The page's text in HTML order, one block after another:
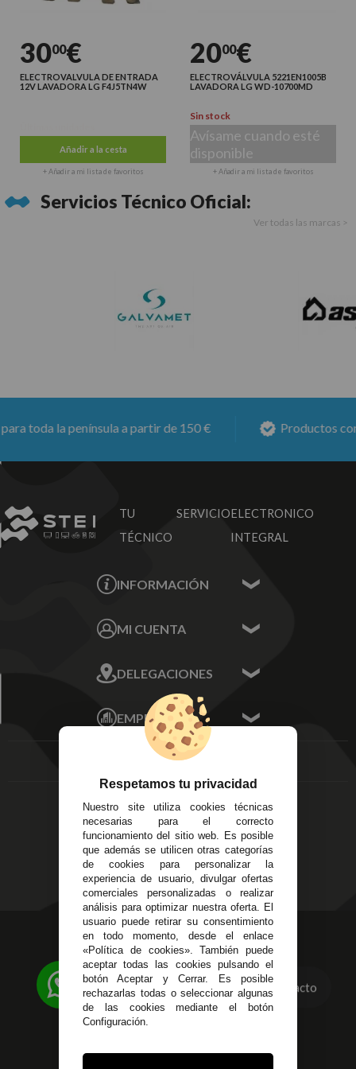
3000€
ELECTROVALVULA DE ENTRADA
12V LAVADORA LG F4J5TN4W
Añadir a la cesta
+ Añadir a mi lista de favoritos
2000€
ELECTROVÁLVULA 5221EN1005B
LAVADORA LG WD-10700MD
Sin stock
Avísame cuando esté
disponible
+ Añadir a mi lista de favoritos
Servicios Técnico Oficial:
Ver todas las marcas >
toda la península a partir de 150 € Productos con6
TU SERVICIO
TÉCNICO
ELECTRONICO
INTEGRAL
INFORMACIÓN
Sobre nosotros
MI CUENTA
Mis Direcciones
Mis Pedidos
Mis favoritos
FAQ's
DELEGACIONES
Écija - Sevilla
Av. Plaza de Toros.
Local 3
Córdoba
14
Alzira - Valencia
C/ Esplugues, 135
EMPRESA
Aviso Legal
Devoluciones
Política de Privacidad
Pago Seguro
Terminos y
Condiciones Generales
Políticas de Cookies
623 23 31 98
Atendemos Whatsapp
955 44 45 43/955 44 45 44
info@steielectronica.com
Avenida Plaza de Toros,
Contacto
Respetamos tu privacidad
Nuestro site utiliza cookies técnicas
necesarias para el correcto
funcionamiento del sitio web. Es posible
que además se utilicen otras categorías
de cookies para personalizar la
experiencia de usuario, divulgar ofertas
comerciales personalizadas o realizar
análisis para optimizar nuestra oferta. El
usuario puede retirar su consentimiento
en todo momento, desde el enlace
«Política de cookies». También puede
aceptar todas las cookies pulsando el
botón Aceptar y Cerrar. Es posible
rechazarlas todas o seleccionar algunas
de las cookies mediante el botón
Configuración.